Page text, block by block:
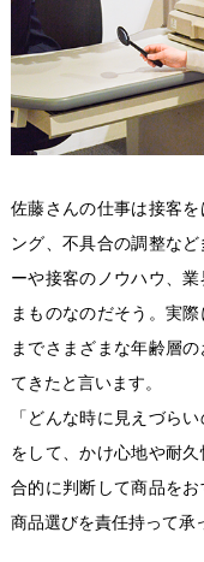
佐藤さんの仕事は接客
ング、不具合の調整な
ーや接客のノウハウ、
まものなのだそう。実
までさまざまな年齢層
てきたと言います。
「どんな時に見えづら
をして、かけ心地や耐
合的に判断して商品を
商品選びを責任持って承